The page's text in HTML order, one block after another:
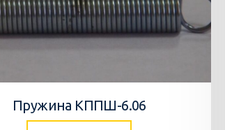
Пружина КППШ-6.06